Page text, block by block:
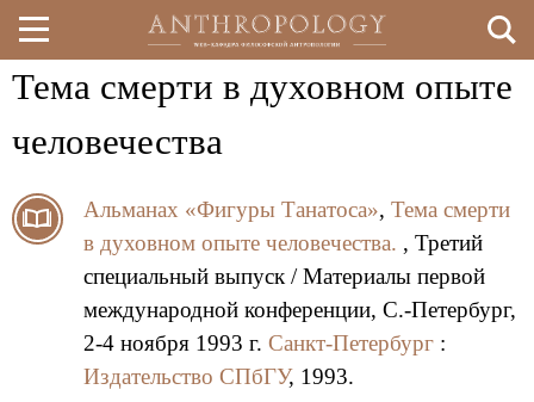
Перейти
содержанию
Тема смерти в духовном опыте
человечества
Альманах «Фигуры Танатоса», Тема смерти
в духовном опыте человечества. , Третий
специальный выпуск / Материалы первой
международной конференции, С.-Петербург,
2-4 ноября 1993 г. Санкт-Петербург :
Издательство СПбГУ, 1993.